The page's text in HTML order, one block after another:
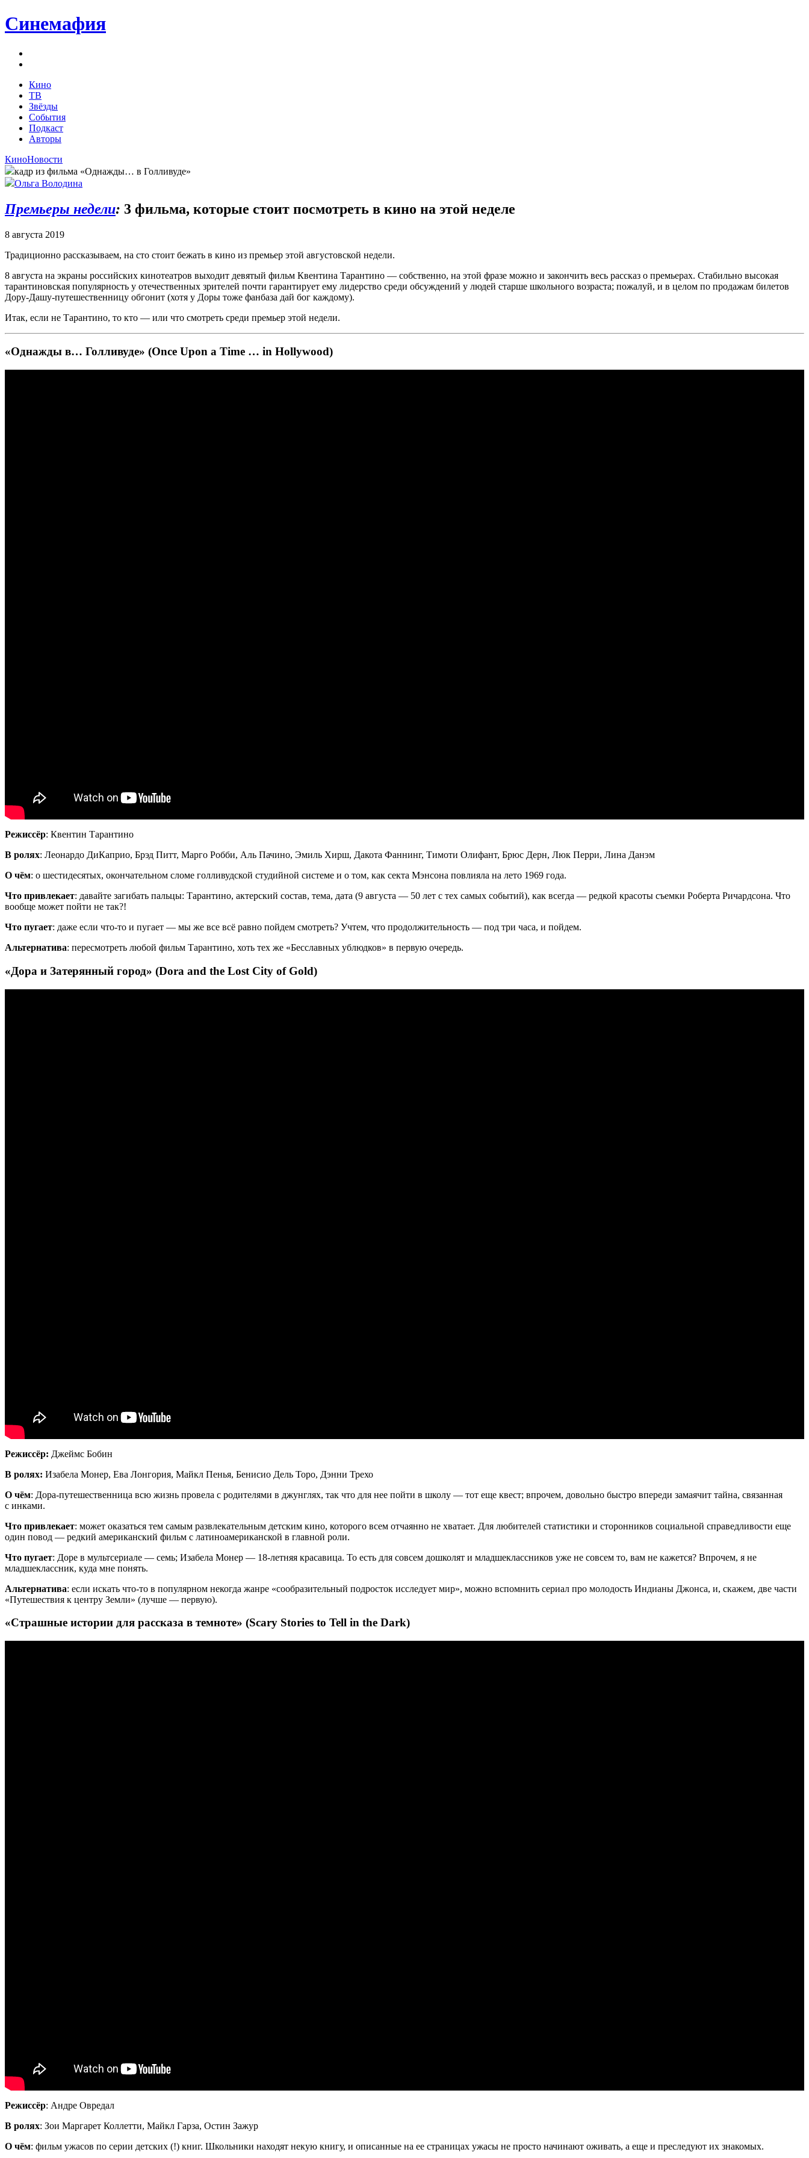
Синемафия
Кино
ТВ
Звёзды
События
Подкаст
Авторы
КиноНовости
кадр из фильма «Однажды… в Голливуде»
Ольга Володина
Премьеры недели: 3 фильма, которые стоит посмотреть в кино на этой неделе
8 августа 2019
Традиционно рассказываем, на сто стоит бежать в кино из премьер этой августовской недели.
8 августа на экраны российских кинотеатров выходит девятый фильм Квентина Тарантино — собственно, на этой фразе можно и закончить весь рассказ о премьерах. Стабильно высокая
тарантиновская популярность у отечественных зрителей почти гарантирует ему лидерство среди обсуждений у людей старше школьного возраста; пожалуй, и в целом по продажам билетов
Дору-Дашу-путешественницу обгонит (хотя у Доры тоже фанбаза дай бог каждому).
Итак, если не Тарантино, то кто — или что смотреть среди премьер этой недели.
«Однажды в… Голливуде» (Once Upon a Time … in Hollywood)
Режиссёр: Квентин Тарантино
В ролях: Леонардо ДиКаприо, Брэд Питт, Марго Робби, Аль Пачино, Эмиль Хирш, Дакота Фаннинг, Тимоти Олифант, Брюс Дерн, Люк Перри, Лина Данэм
О чём: о шестидесятых, окончательном сломе голливудской студийной системе и о том, как секта Мэнсона повлияла на лето 1969 года.
Что привлекает: давайте загибать пальцы: Тарантино, актерский состав, тема, дата (9 августа — 50 лет с тех самых событий), как всегда — редкой красоты съемки Роберта Ричардсона. Что
вообще может пойти не так?!
Что пугает: даже если что-то и пугает — мы же все всё равно пойдем смотреть? Учтем, что продолжительность — под три часа, и пойдем.
Альтернатива: пересмотреть любой фильм Тарантино, хоть тех же «Бесславных ублюдков» в первую очередь.
«Дора и Затерянный город» (Dora and the Lost City of Gold)
Режиссёр: Джеймс Бобин
В ролях: Изабела Монер, Ева Лонгория, Майкл Пенья, Бенисио Дель Торо, Дэнни Трехо
О чём: Дора-путешественница всю жизнь провела с родителями в джунглях, так что для нее пойти в школу — тот еще квест; впрочем, довольно быстро впереди замаячит тайна, связанная
с инками.
Что привлекает: может оказаться тем самым развлекательным детским кино, которого всем отчаянно не хватает. Для любителей статистики и сторонников социальной справедливости еще
один повод — редкий американский фильм с латиноамериканской в главной роли.
Что пугает: Доре в мультсериале — семь; Изабела Монер — 18-летняя красавица. То есть для совсем дошколят и младшеклассников уже не совсем то, вам не кажется? Впрочем, я не
младшеклассник, куда мне понять.
Альтернатива: если искать что-то в популярном некогда жанре «сообразительный подросток исследует мир», можно вспомнить сериал про молодость Индианы Джонса, и, скажем, две части
«Путешествия к центру Земли» (лучше — первую).
«Страшные истории для рассказа в темноте» (Scary Stories to Tell in the Dark)
Режиссёр: Андре Овредал
В ролях: Зои Маргарет Коллетти, Майкл Гарза, Остин Зажур
О чём: фильм ужасов по серии детских (!) книг. Школьники находят некую книгу, и описанные на ее страницах ужасы не просто начинают оживать, а еще и преследуют их знакомых.